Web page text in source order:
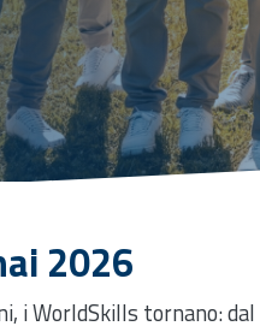
2026
i WorldSkills tornano: dal